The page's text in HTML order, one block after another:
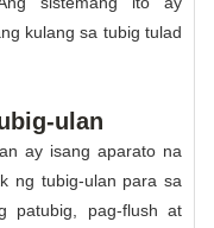
kulang sa tubig tulad
ulan
ay isang aparato na
ng tubig-ulan para sa
patubig, pag-flush at